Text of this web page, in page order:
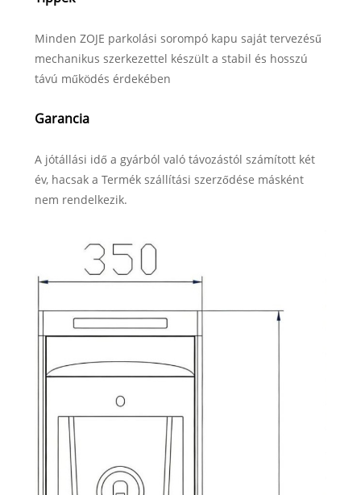
Minden ZOJE parkolási sorompó kapu saját tervezésű
mechanikus szerkezettel készült a stabil és hosszú
távú működés érdekében
Garancia
A jótállási idő a gyárból való távozástól számított két
év, hacsak a Termék szállítási szerződése másként
nem rendelkezik.